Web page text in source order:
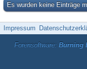
Es wurden keine Einträge
Impressum
Forensoftware: Burning